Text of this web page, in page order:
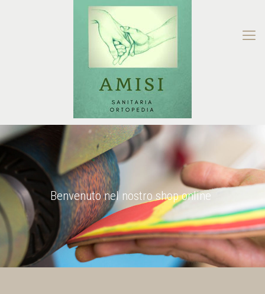
Benvenuto nel nostro shop online